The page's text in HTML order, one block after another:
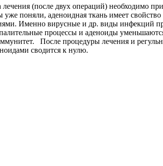
(после двух операций) необходимо
поняли, аденоидная ткань имеет свойство
Именно вирусные и др. виды инфекций
процессы и аденоиды
После процедуры лечения и
сводится к нулю.